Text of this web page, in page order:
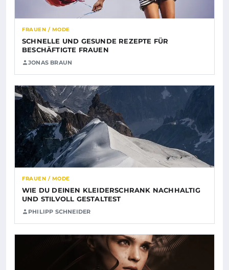
FRAUEN / MODE
SCHNELLE UND GESUNDE REZEPTE FÜR
BESCHÄFTIGTE FRAUEN
JONAS BRAUN
FRAUEN / MODE
WIE DU DEINEN KLEIDERSCHRANK NACHHALTIG
UND STILVOLL GESTALTEST
PHILIPP SCHNEIDER